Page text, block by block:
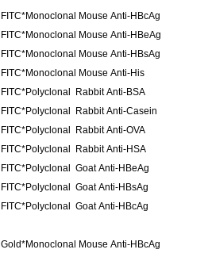
FITC*Monoclonal Mouse Anti-HBcAg
FITC*Monoclonal Mouse Anti-HBeAg
FITC*Monoclonal Mouse Anti-HBsAg
FITC*Monoclonal Mouse Anti-His
FITC*Polyclonal Rabbit Anti-BSA
FITC*Polyclonal Rabbit Anti-Casein
FITC*Polyclonal Rabbit Anti-OVA
FITC*Polyclonal Rabbit Anti-HSA
FITC*Polyclonal Goat Anti-HBeAg
FITC*Polyclonal Goat Anti-HBsAg
FITC*Polyclonal Goat Anti-HBcAg
Gold*Monoclonal Mouse Anti-HBcAg